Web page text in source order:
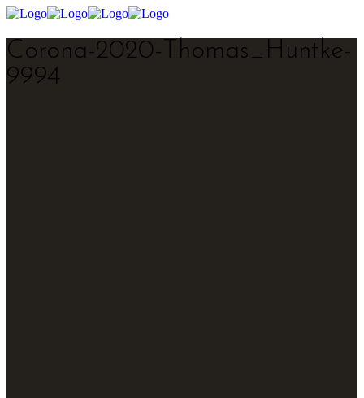
Corona-2020-Thomas_Huntke-
9994